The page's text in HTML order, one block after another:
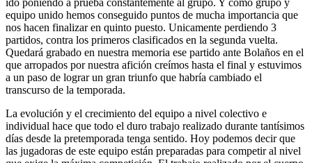
ido poniendo a prueba constantemente al grupo. Y como grupo y
equipo unido hemos conseguido puntos de mucha importancia que
nos hacen finalizar en quinto puesto. Unicamente perdiendo 3
partidos, contra los primeros clasificados en la segunda vuelta.
Quedará grabado en nuestra memoria ese partido ante Bolaños en el
que arropados por nuestra afición creímos hasta el final y estuvimos
a un paso de lograr un gran triunfo que habría cambiado el
transcurso de la temporada.
La evolución y el crecimiento del equipo a nivel colectivo e
individual hace que todo el duro trabajo realizado durante tantísimos
días desde la pretemporada tenga sentido. Hoy podemos decir que
las jugadoras de este equipo están preparadas para competir al nivel